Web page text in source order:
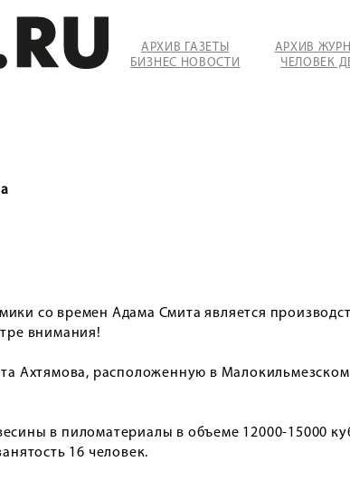
АРХИВ ГАЗЕТЫ
БИЗНЕС НОВОСТИ
АРХИВ
ЧЕЛОВЕК
со времен Адама Смита является
внимания!
Ахтямова, расположенную в Малокильмезском
в пиломатериалы в объеме 12000-15000
16 человек.